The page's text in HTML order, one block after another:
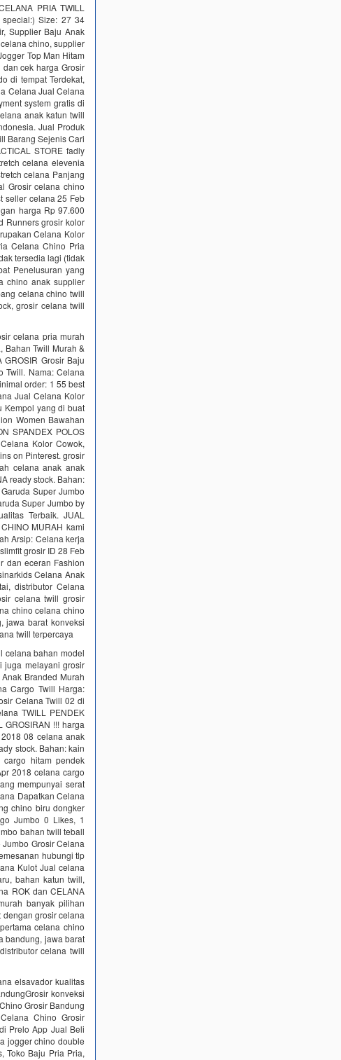
PRIA TWILL
Size: 27 34
Supplier Baju Anak
chino, supplier
Top Man Hitam
cek harga Grosir
di tempat Terdekat,
Celana Jual Celana
system gratis di
anak katun twill
Jual Produk
Barang Sejenis Cari
STORE fadly
celana elevenia
celana Panjang
Grosir celana chino
seller celana 25 Feb
harga Rp 97.600
Runners grosir kolor
Celana Kolor
Celana Chino Pria
tersedia lagi (tidak
Penelusuran yang
chino anak supplier
celana chino twill
grosir celana twill
celana pria murah
Bahan Twill Murah &
Grosir Baju
Twill. Nama: Celana
order: 1 55 best
Jual Celana Kolor
Kempol yang di buat
Women Bawahan
SPANDEX POLOS
Kolor Cowok,
on Pinterest. grosir
celana anak anak
ready stock. Bahan:
Super Jumbo
Super Jumbo by
Terbaik. JUAL
MURAH kami
Arsip: Celana kerja
grosir ID 28 Feb
dan eceran Fashion
Celana Anak
distributor Celana
celana twill grosir
chino celana chino
jawa barat konveksi
twill terpercaya
celana bahan model
juga melayani grosir
Branded Murah
Cargo Twill Harga:
Celana Twill 02 di
TWILL PENDEK
GROSIRAN !!! harga
08 celana anak
stock. Bahan: kain
hitam pendek
2018 celana cargo
mempunyai serat
Dapatkan Celana
chino biru dongker
Jumbo 0 Likes, 1
bahan twill teball
Grosir Celana
hubungi tlp
Kulot Jual celana
bahan katun twill,
ROK dan CELANA
banyak pilihan
grosir celana
celana chino
bandung, jawa barat
celana twill
elsavador kualitas
konveksi
Grosir Bandung
Chino Grosir
Prelo App Jual Beli
jogger chino double
Toko Baju Pria Pria,